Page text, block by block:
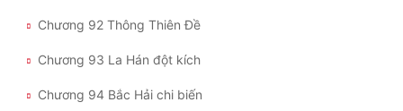
Chương 92 Thông Thiên Đề
Chương 93 La Hán đột kích
Chương 94 Bắc Hải chi biến